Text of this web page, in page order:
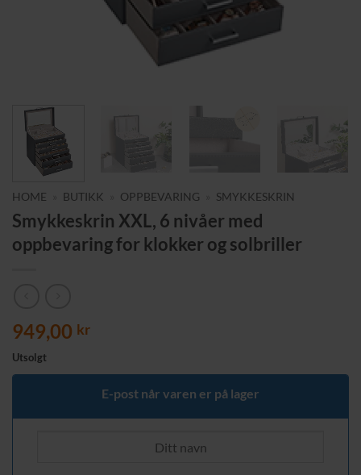
HOME BUTIKK OPPBEVARING SMYKKESKRIN
Smykkeskrin XXL, 6 nivåer med
oppbevaring for klokker og solbriller
949,00 kr
Utsolgt
E-post når varen er på lager